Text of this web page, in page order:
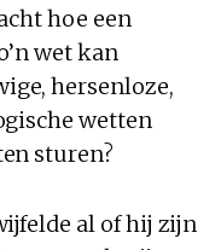
hoe een
wet kan
hersenloze,
wetten
sturen?
al of hij zijn